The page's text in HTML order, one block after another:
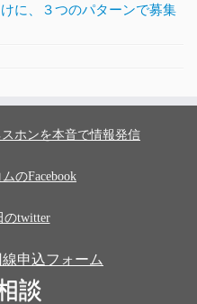
に、３つのパターンで募集
ホンを本音で情報発信
のFacebook
のtwitter
申込フォーム
談